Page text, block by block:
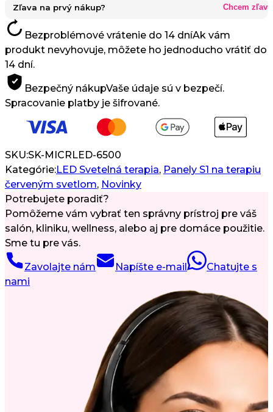
Svetelnú
12LED
-
660
nm,
Zľava na prvý nákup? Chcem zľavu
Bezproblémové vrátenie do 14 dníAk vám
produkt nevyhovuje, môžete ho jednoducho vrátiť do
14 dní.
Bezpečný nákupVaše údaje sú v bezpečí.
Spracovanie platby je šifrované.
SKU:SK-MICRLED-6500
Kategórie:LED Svetelná terapia, Panely S1 na terapiu
červeným svetlom, Novinky
Potrebujete poradiť?
Pomôžeme vám vybrať ten správny prístroj pre váš
salón, kliniku, wellness, alebo aj pre domáce použitie.
Sme tu pre vás.
Zavolajte nám Napíšte e-mail
Chatujte s
nami